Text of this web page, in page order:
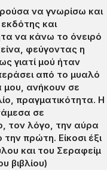
να γνωρίσω και
και
να κάνω το όνειρό
φεύγοντας η
γιατί μού ήταν
από το μυαλό
μου, ανήκουν σε
πραγματικότητα. Η
σε
τον λόγο, την αύρα
πρώτη. Είκοσι έξι
και του Σεραφείμ
βιβλίου)